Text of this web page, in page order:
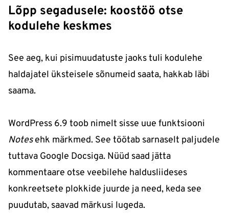
Lõpp segadusele: koostöö otse
kodulehe keskmes
See aeg, kui pisimuudatuste jaoks tuli kodulehe
haldajatel üksteisele sõnumeid saata, hakkab läbi
saama.
WordPress 6.9 toob nimelt sisse uue funktsiooni
Notesehk märkmed. See töötab sarnaselt paljudele
tuttava Google Docsiga. Nüüd saad jätta
kommentaare otse veebilehe haldusliideses
konkreetsete plokkide juurde ja need, keda see
puudutab, saavad märkusi lugeda.